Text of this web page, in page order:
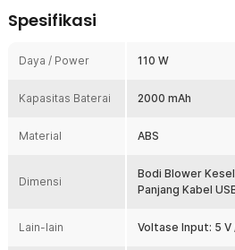
bulu hewan, dan partikel kecil lainnya
secara lebih menyeluruh dan efisien.
Hadir dengan 4 mode kecepatan mulai
110000 RPM. Bebas pilih mode sesuai
Baterai Tahan Lama
hingga 1 jam dengan kecepatan rendah
kecepatan paling tinggi. Kapasitas
Spesifikasi
Daya / Power 110 W
Kapasitas Baterai 2000 mAh
Material ABS
Dimensi
Bodi Blower
Panjang Kabel
Lain-lain Voltase Input: 5 V